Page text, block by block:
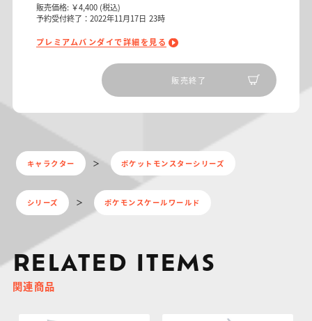
販売価格: ￥4,400 (税込)
予約受付終了：2022年11月17日 23時
プレミアムバンダイで詳細を見る
販売終了
キャラクター ポケットモンスターシリーズ
シリーズ ポケモンスケールワールド
RELATED ITEMS
関連商品